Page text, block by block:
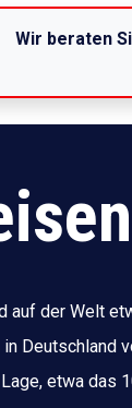
Wir beraten
auf der Welt
Deutschland
etwa das